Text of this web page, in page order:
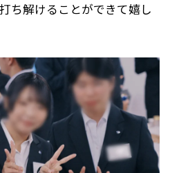
ち解けることができて嬉し